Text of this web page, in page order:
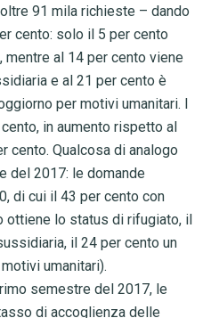
91 mila richieste – dando
cento: solo il 5 per cento
al 14 per cento viene
e al 21 per cento è
per motivi umanitari. I
in aumento rispetto al
cento. Qualcosa di analogo
del 2017: le domande
di cui il 43 per cento con
lo status di rifugiato, il
il 24 per cento un
umanitari).
semestre del 2017, le
di accoglienza delle